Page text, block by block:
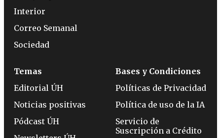
Interior
Correo Semanal
Sociedad
Temas
Editorial ÚH
Noticias positivas
Pódcast ÚH
Bases y Condiciones
Políticas de Privacidad
Política de uso de la IA
Servicio de
Suscripción a Crédito